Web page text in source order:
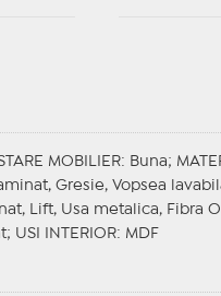
MOBILIER: Buna;
Gresie, Vopsea
Lift, Usa metalica, Fibra
USI INTERIOR: MDF